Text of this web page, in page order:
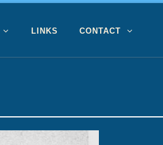
LINKS CONTACT